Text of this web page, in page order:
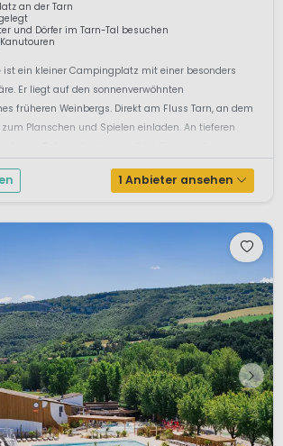
an der Tarn
und Dörfer im Tarn-Tal besuchen
ist ein kleiner Campingplatz mit einer besonders
Er liegt auf den sonnenverwöhnten
früheren Weinbergs. Direkt am Fluss Tarn, an dem
Planschen und Spielen einladen. An tieferen
1 Anbieter ansehen